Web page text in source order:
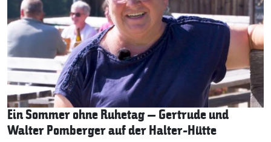
Ein Sommer ohne Ruhetag – Gertrude und
Walter Pomberger auf der Halter-Hütte